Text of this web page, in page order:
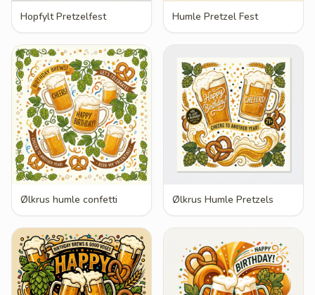
Hopfylt Pretzelfest Humle Pretzel Fest
Ølkrus humle confetti Ølkrus Humle Pretzels